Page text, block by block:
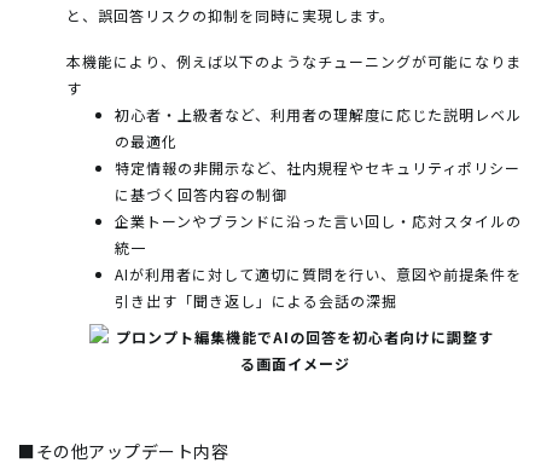
と、誤回答リスクの抑制を同時に実現します。
本機能により、例えば以下のようなチューニングが可能になりま
す
初心者・上級者など、利用者の理解度に応じた説明レベル
の最適化
特定情報の非開示など、社内規程やセキュリティポリシー
に基づく回答内容の制御
企業トーンやブランドに沿った言い回し・応対スタイルの
統一
AIが利用者に対して適切に質問を行い、意図や前提条件を
引き出す「聞き返し」による会話の深掘
■その他アップデート内容